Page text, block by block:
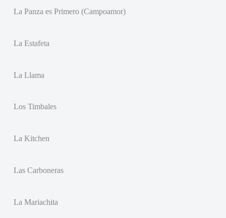
La Panza es Primero (Campoamor)
La Estafeta
La Llama
Los Timbales
La Kitchen
Las Carboneras
La Mariachita